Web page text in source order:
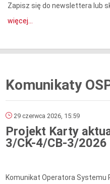
Zapisz się do newslettera lub
więcej...
Komunikaty
29 czerwca 2026, 15:59
Projekt Karty
3/CK-4/CB-3/2026
Komunikat Operatora Systemu